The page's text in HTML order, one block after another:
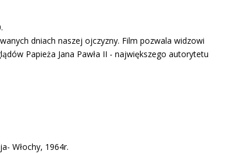
dniach naszej ojczyzny. Film pozwala widzowi
Papieża Jana Pawła II - największego autorytetu
Włochy, 1964r.